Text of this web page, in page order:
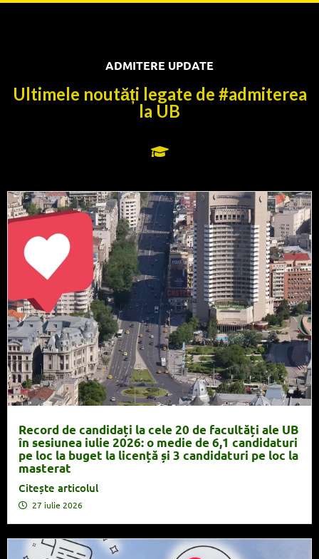
ADMITERE UPDATE
Ultimele noutăți legate de #admiterea
la UB
Record de candidați la cele 20 de facultăți ale UB
în sesiunea iulie 2026: o medie de 6,1 candidaturi
pe loc la buget la licență și 3 candidaturi pe loc la
masterat
Citește articolul
27 iulie 2026